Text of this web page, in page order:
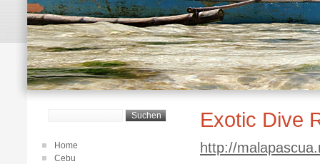
Home
Cebu
Exotic Dive
http://